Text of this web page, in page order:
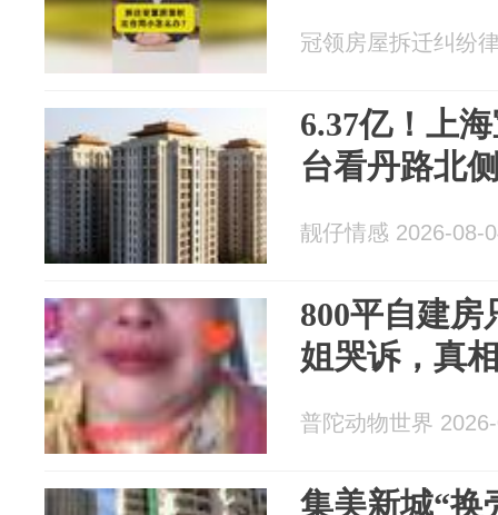
冠领房屋拆迁纠纷
6.37亿！上
台看丹路北
靓仔情感 2026-08-
800平自建房
姐哭诉，真
普陀动物世界
集美新城“换